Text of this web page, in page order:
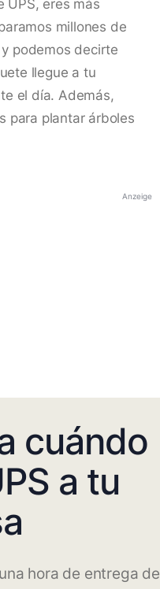
UPS, eres más
millones de
podemos decirte
llegue a tu
el día. Además,
para plantar árboles
Anzeige
cuándo
a tu
hora de entrega de